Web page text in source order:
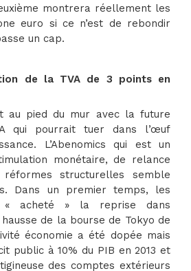
montrera réellement les
euro si ce n’est de rebondir
un cap.
de la TVA de 3 points en
au pied du mur avec la future
qui pourrait tuer dans l’œuf
L’Abenomics qui est un
monétaire, de relance
structurelles semble
Dans un premier temps, les
« acheté » la reprise dans
hausse de la bourse de Tokyo de
économie a été dopée mais
public à 10% du PIB en 2013 et
des comptes extérieurs